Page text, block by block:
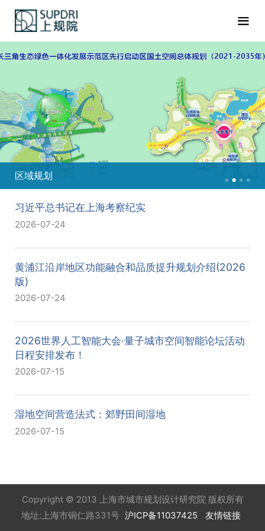
区域规划
习近平总书记在上海考察纪实
2026-07-24
黄浦江沿岸地区功能融合和品质提升规划介绍(2026
版)
2026-07-24
2026世界人工智能大会·量子城市空间智能论坛活动
日程安排发布！
2026-07-15
湿地空间营造法式：郊野田间湿地
2026-07-15
Copyright © 2013 上海市城市规划设计研究院 版权所有
地址:上海市铜仁路331号 沪ICP备11037425 友情链接